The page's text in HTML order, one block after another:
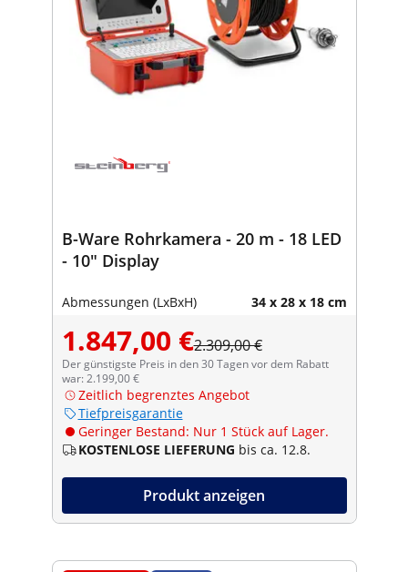
B-Ware Rohrkamera - 20 m - 18 LED
- 10" Display
Abmessungen (LxBxH) 34 x 28 x 18 cm
1.847,00 €2.309,00 €
Der günstigste Preis in den 30 Tagen vor dem Rabatt
war: 2.199,00 €
Zeitlich begrenztes Angebot
Tiefpreisgarantie
Geringer Bestand: Nur 1 Stück auf Lager.
KOSTENLOSE LIEFERUNG bis ca. 12.8.
Produkt anzeigen